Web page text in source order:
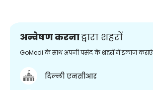
अन्वेषण करनाद्वारा शहरों
GoMedi के साथ अपनी पसंद के शहरों में इलाज कराएं
दिल्ली एनसीआर